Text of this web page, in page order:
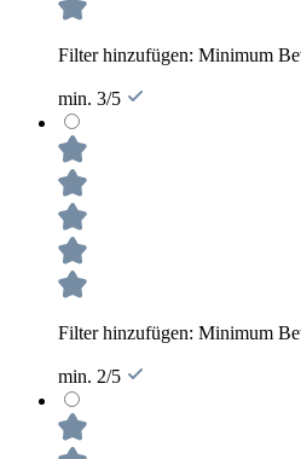
Filter hinzufügen: Minimum
min. 3/5
Filter hinzufügen: Minimum
min. 2/5